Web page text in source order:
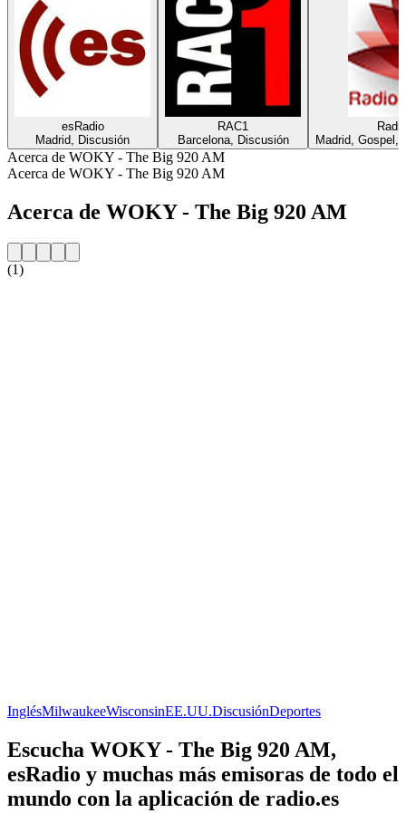
esRadio
Madrid, Discusión
RAC1
Barcelona, Discusión
Madrid, Gospel,
Acerca de WOKY - The Big 920 AM
Acerca de WOKY - The Big 920 AM
Acerca de WOKY - The Big 920 AM
(1)
InglésMilwaukeeWisconsinEE.UU.DiscusiónDeportes
Escucha WOKY - The Big 920 AM,
esRadio y muchas más emisoras de todo el
mundo con la aplicación de radio.es